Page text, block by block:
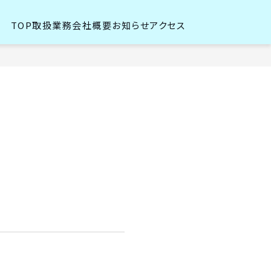
TOP取扱業務会社概要お知らせアクセス